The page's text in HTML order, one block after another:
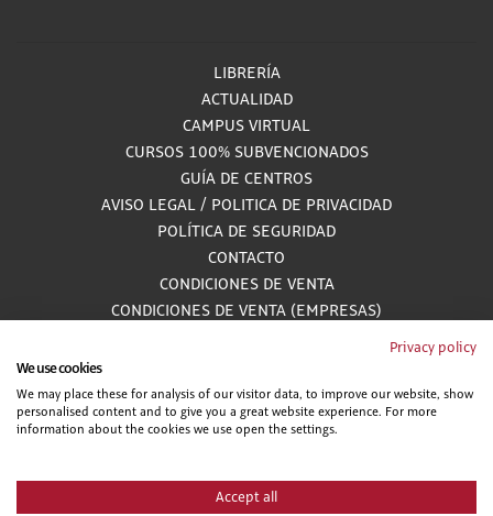
LIBRERÍA
ACTUALIDAD
CAMPUS VIRTUAL
CURSOS 100% SUBVENCIONADOS
GUÍA DE CENTROS
AVISO LEGAL / POLITICA DE PRIVACIDAD
POLÍTICA DE SEGURIDAD
CONTACTO
CONDICIONES DE VENTA
CONDICIONES DE VENTA (EMPRESAS)
ALCANCE GESTIÓN DE DOCUMENTACIÓN
900 81 33 55
Teléfono gratuito atendido por asesores especializados L-V 8:00 - 15:00
Privacy policy
We use cookies
We may place these for analysis of our visitor data, to improve our website, show
personalised content and to give you a great website experience. For more
information about the cookies we use open the settings.
Accept all